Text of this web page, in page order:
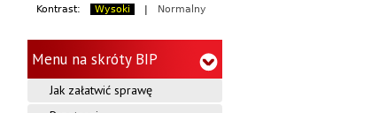
s
I
n
Kontrast: Wysoki | Normalny
Menu na skróty BIP
Jak załatwić sprawę